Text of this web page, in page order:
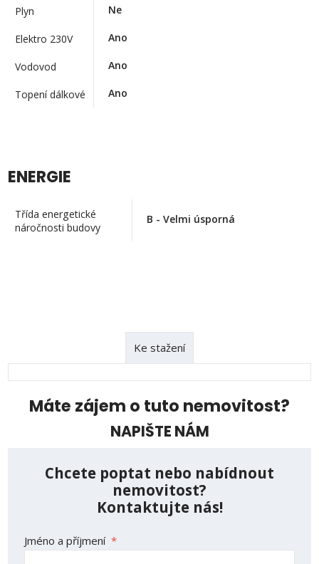
Plyn Ne
Elektro 230V Ano
Vodovod Ano
Topení dálkové Ano
ENERGIE
Třída energetické
náročnosti budovy
B - Velmi úsporná
Ke stažení
Máte zájem o tuto nemovitost?
NAPIŠTE NÁM
Chcete poptat nebo nabídnout
nemovitost?
Kontaktujte nás!
Jméno a příjmení *